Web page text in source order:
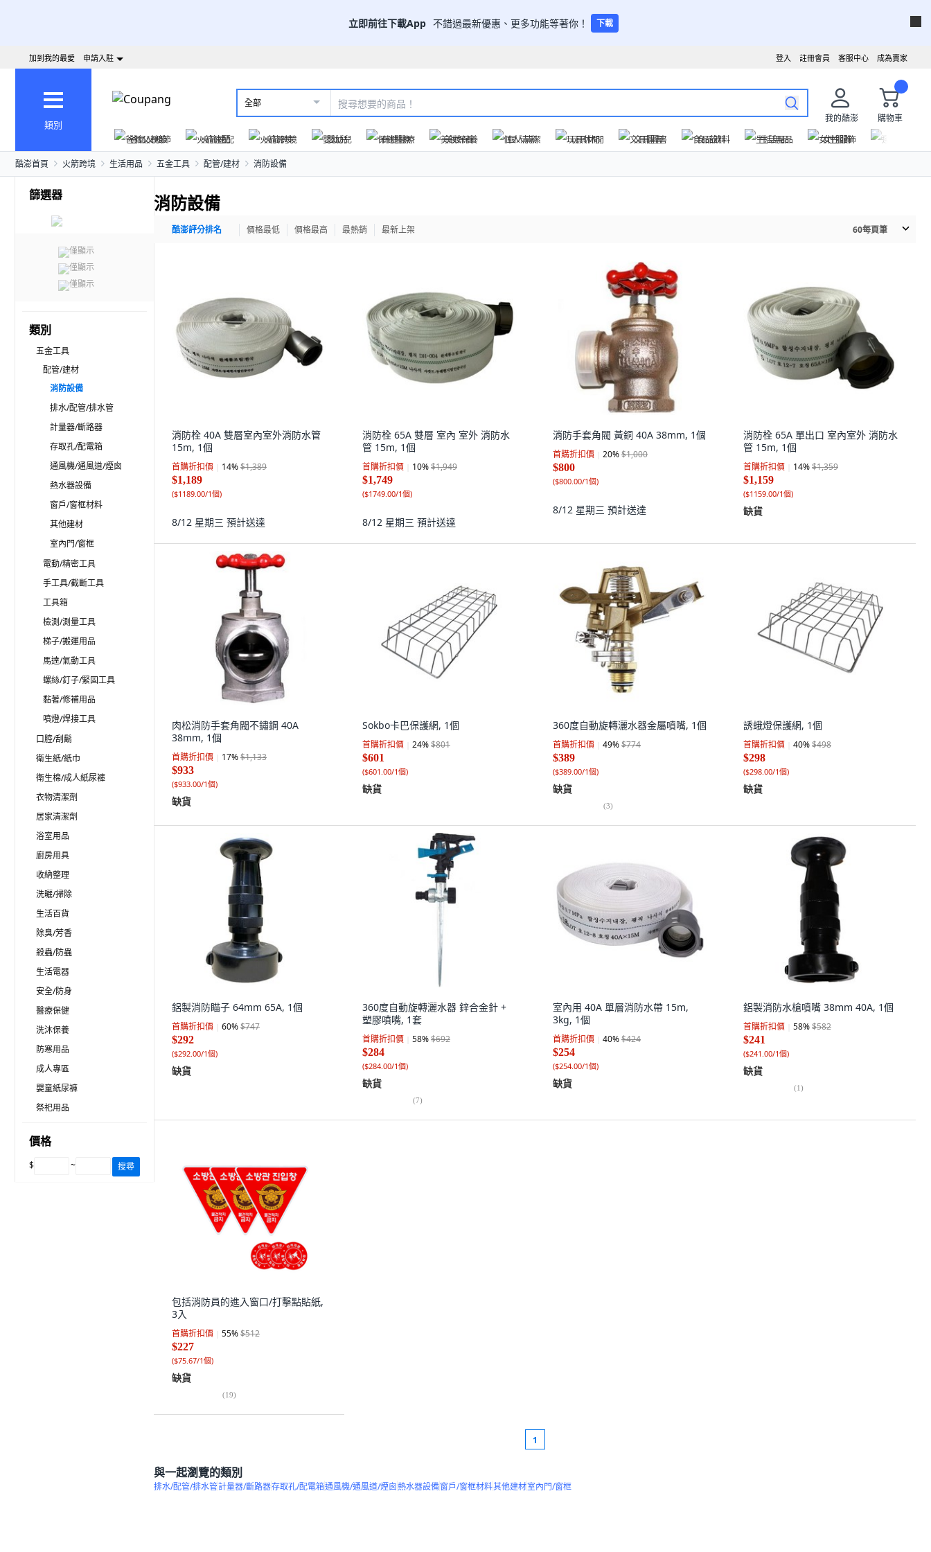
立即前往下載App 不錯過最新優惠、更多功能等著你！ 下載
成為賣家
客服中心
註冊會員
登入
加到我的最愛 申請入駐
類別
全部
我的酷澎
購物車
爸氣父親節
火箭速配 火箭跨境 嬰幼兒 保健醫療 美妝保養 個人清潔 玩具休閒 文具圖書 食品飲料 生活用品 女性服飾
酷澎首頁 火箭跨境 生活用品 五金工具 配管/建材 消防設備
篩選器
僅顯示
僅顯示
僅顯示
類別
五金工具
配管/建材
消防設備
排水/配管/排水管
計量器/斷路器
存取孔/配電箱
通風機/通風道/煙囪
熱水器設備
窗戶/窗框材料
其他建材
室內門/窗框
電動/精密工具
手工具/截斷工具
工具箱
檢測/測量工具
梯子/搬運用品
馬達/氣動工具
螺絲/釘子/緊固工具
黏著/修補用品
噴燈/焊接工具
口腔/刮鬍
衛生紙/紙巾
衛生棉/成人紙尿褲
衣物清潔劑
居家清潔劑
浴室用品
廚房用具
收納整理
洗曬/掃除
生活百貨
除臭/芳香
殺蟲/防蟲
生活電器
安全/防身
醫療保健
洗沐保養
防寒用品
成人專區
嬰童紙尿褲
祭祀用品
價格
$ ~ 搜尋
消防設備
酷澎評分排名 價格最低 價格最高 最熱銷 最新上架 60每頁筆
消防栓 40A 雙層室內室外消防水管
15m, 1個
首購折扣價 14%$1,389
$1,189
($1189.00/1個)
8/12 星期三 預計送達
消防栓 65A 雙層 室內 室外 消防水
管 15m, 1個
首購折扣價 10%$1,949
$1,749
($1749.00/1個)
8/12 星期三 預計送達
消防手套角閥 黃銅 40A 38mm, 1個
首購折扣價 20%$1,000
$800
($800.00/1個)
8/12 星期三 預計送達
消防栓 65A 單出口 室內室外 消防水
管 15m, 1個
首購折扣價 14%$1,359
$1,159
($1159.00/1個)
缺貨
肉松消防手套角閥不鏽鋼 40A
38mm, 1個
首購折扣價 17%$1,133
$933
($933.00/1個)
缺貨
Sokbo卡巴保護網, 1個
首購折扣價 24%$801
$601
($601.00/1個)
缺貨
360度自動旋轉灑水器金屬噴嘴, 1個
首購折扣價 49%$774
$389
($389.00/1個)
缺貨
(3)
誘蛾燈保護網, 1個
首購折扣價 40%$498
$298
($298.00/1個)
缺貨
鋁製消防瞄子 64mm 65A, 1個
首購折扣價 60%$747
$292
($292.00/1個)
缺貨
360度自動旋轉灑水器 鋅合金針 +
塑膠噴嘴, 1套
首購折扣價 58%$692
$284
($284.00/1個)
缺貨
(7)
室內用 40A 單層消防水帶 15m,
3kg, 1個
首購折扣價 40%$424
$254
($254.00/1個)
缺貨
鋁製消防水槍噴嘴 38mm 40A, 1個
首購折扣價 58%$582
$241
($241.00/1個)
缺貨
(1)
包括消防員的進入窗口/打擊點貼紙,
3入
首購折扣價 55%$512
$227
($75.67/1個)
缺貨
(19)
1
與一起瀏覽的類別
排水/配管/排水管計量器/斷路器存取孔/配電箱通風機/通風道/煙囪熱水器設備窗戶/窗框材料其他建材室內門/窗框